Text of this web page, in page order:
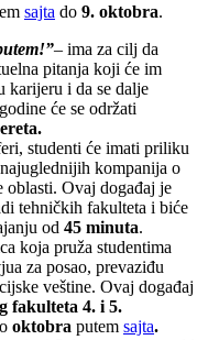
sajta do 9. oktobra.
– ima za cilj da
pitanja koji će im
karijeru i da se dalje
će se održati
studenti će imati priliku
kompanija o
oblasti. Ovaj događaj je
tehničkih fakulteta i biće
od 45 minuta.
koja pruža studentima
za posao, prevaziđu
veštine. Ovaj događaj
fakulteta 4. i 5.
oktobra putem sajta.